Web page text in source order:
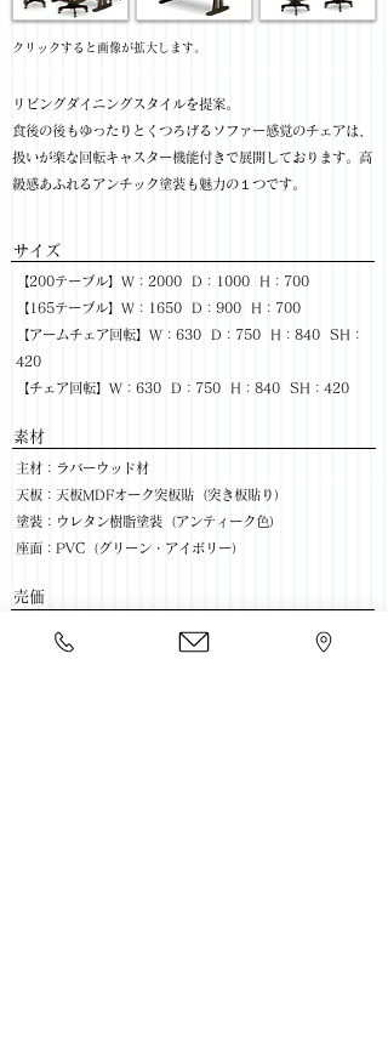
​クリックすると画像が拡大します。
リビングダイニングスタイルを提案。
食後の後もゆったりとくつろげるソファー感覚のチェアは、
扱いが楽な回転キャスター機能付きで展開しております。高
級感あふれるアンチック塗装も魅力の１つです。
サイズ
【200テーブル】W：2000 D：1000 H：700
【165テーブル】W：1650 D：900 H：700
【アームチェア回転】W：630 D：750 H：840 SH：
420
【チェア回転】W：630 D：750 H：840 SH：420
​素材
主材：ラバーウッド材
天板：天板MDFオーク突板貼（突き板貼り）
塗装：ウレタン樹脂塗装（アンティーク色）
座面：PVC（グリーン・アイボリー）
​売価
【165テーブル】￥47,272(税抜) / ￥52,000(税込)